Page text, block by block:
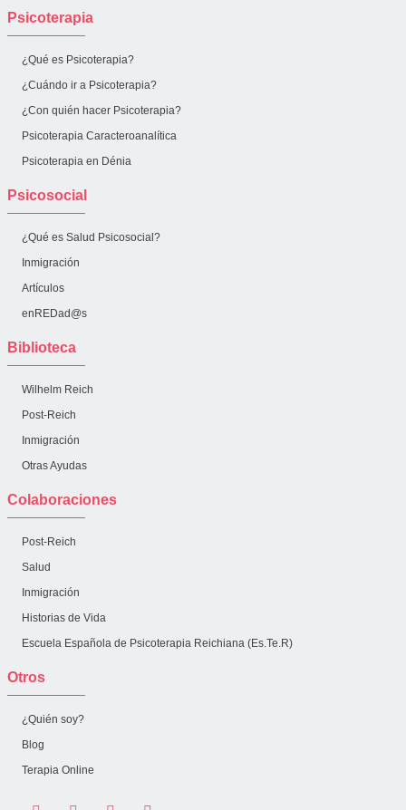
Psicoterapia
¿Qué es Psicoterapia?
¿Cuándo ir a Psicoterapia?
¿Con quién hacer Psicoterapia?
Psicoterapia Caracteroanalítica
Psicoterapia en Dénia
Psicosocial
¿Qué es Salud Psicosocial?
Inmigración
Artículos
enREDad@s
Biblioteca
Wilhelm Reich
Post-Reich
Inmigración
Otras Ayudas
Colaboraciones
Post-Reich
Salud
Inmigración
Historias de Vida
Escuela Española de Psicoterapia Reichiana (Es.Te.R)
Otros
¿Quién soy?
Blog
Terapia Online